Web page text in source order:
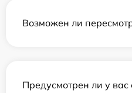
Возможен ли
Предусмотрен ли у